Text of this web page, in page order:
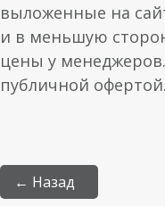
выложенные на
и в меньшую
цены у
публичной офертой.
← Назад